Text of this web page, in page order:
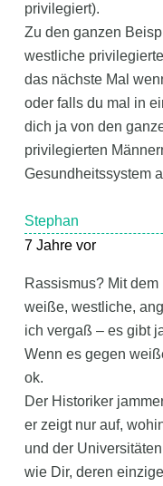
privilegiert).
Zu den ganzen
westliche
das nächste Mal
oder falls du mal in
dich ja von den
privilegierten
Gesundheitssystem
Stephan
7 Jahre vor
Rassismus? Mit
weiße, westliche,
ich vergaß – es gibt
Wenn es gegen
ok.
Der Historiker
er zeigt nur auf,
und der
wie Dir, deren